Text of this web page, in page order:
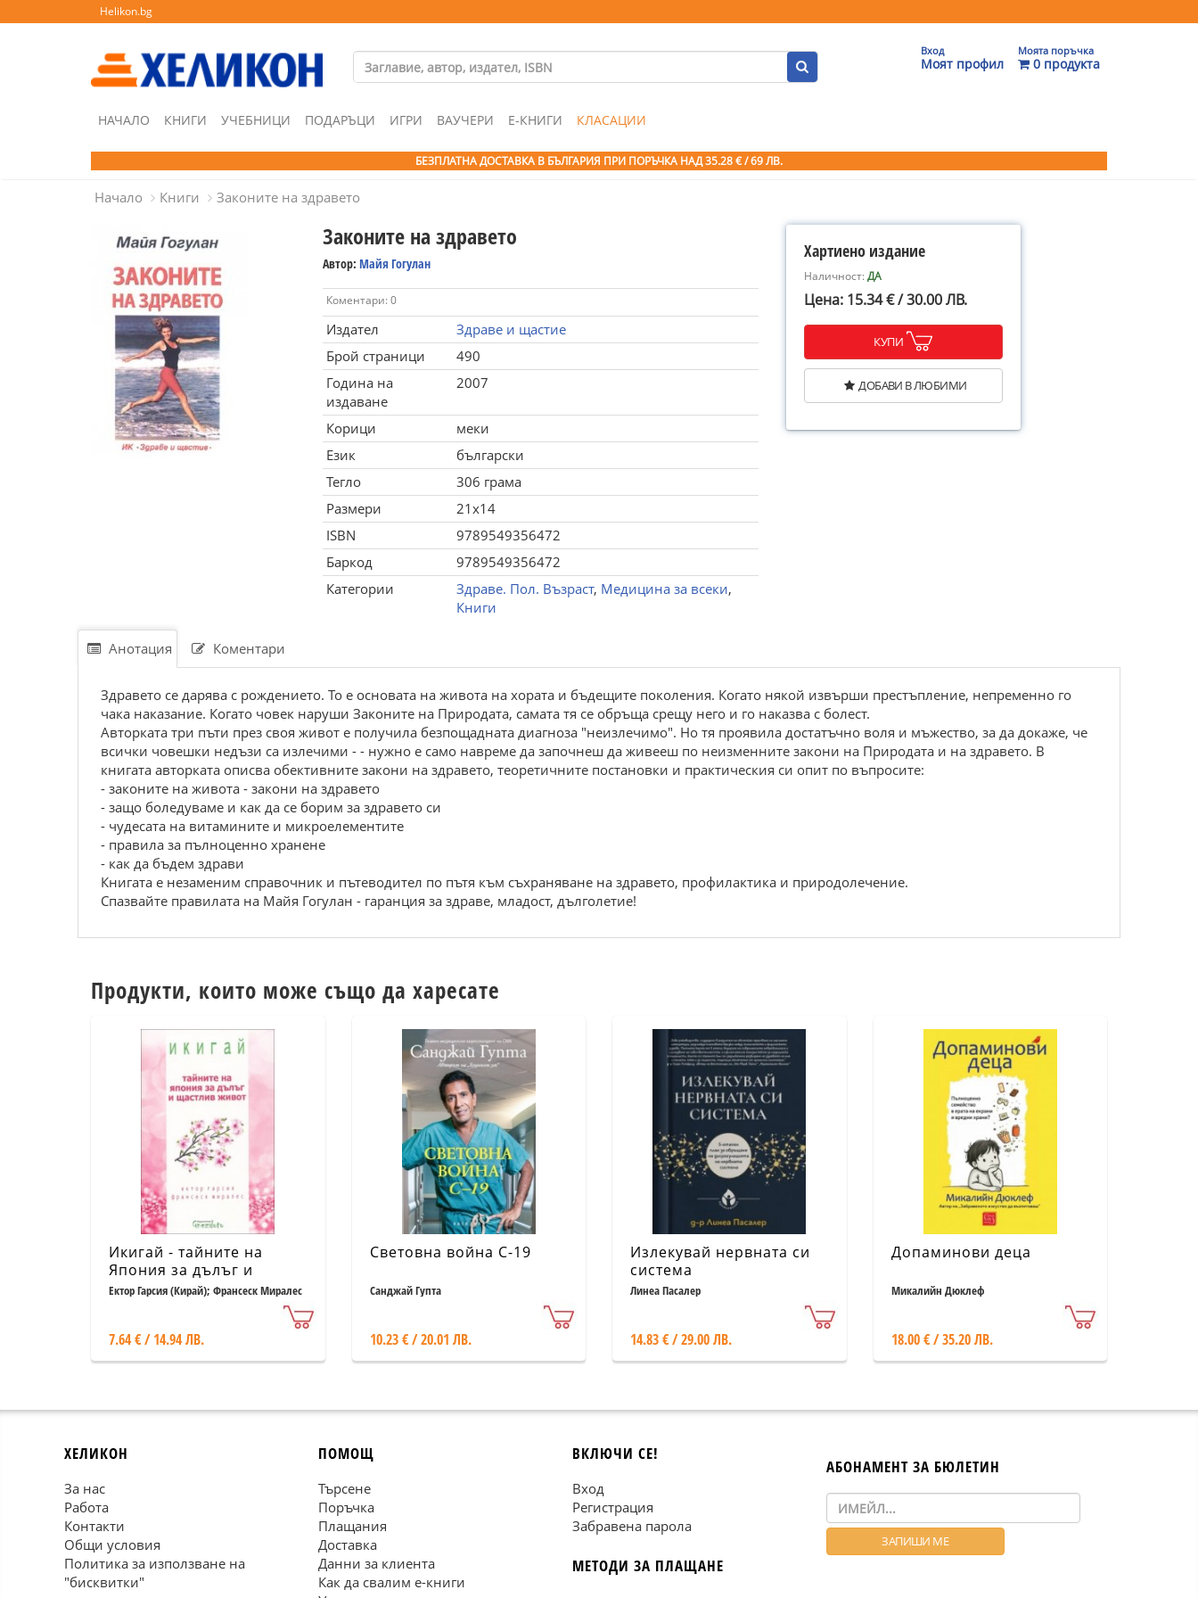
Helikon.bg
Вход
Моят профил
Моята поръчка
0 продукта
НАЧАЛО КНИГИ УЧЕБНИЦИ ПОДАРЪЦИ ИГРИ ВАУЧЕРИ Е-КНИГИ КЛАСАЦИИ
БЕЗПЛАТНА ДОСТАВКА В БЪЛГАРИЯ ПРИ ПОРЪЧКА НАД 35.28 € / 69 ЛВ.
Начало Книги Законите на здравето
Законите на здравето
Автор: Майя Гогулан
Коментари: 0
Издател
Здраве и щастие
Брой страници
490
Година на
издаване
2007
Корици
меки
Език
български
Тегло
306 грама
Размери
21x14
ISBN
9789549356472
Баркод
9789549356472
Категории
Здраве. Пол. Възраст, Медицина за всеки,
Книги
Хартиено издание
Наличност:ДА
Цена: 15.34 € / 30.00 ЛВ.
КУПИ
ДОБАВИ В ЛЮБИМИ
Анотация Коментари
Здравето се дарява с рождението. То е основата на живота на хората и бъдещите поколения. Когато някой извърши престъпление, непременно го
чака наказание. Когато човек наруши Законите на Природата, самата тя се обръща срещу него и го наказва с болест.
Авторката три пъти през своя живот е получила безпощадната диагноза "неизлечимо". Но тя проявила достатъчно воля и мъжество, за да докаже, че
всички човешки недъзи са излечими - - нужно е само навреме да започнеш да живееш по неизменните закони на Природата и на здравето. В
книгата авторката описва обективните закони на здравето, теоретичните постановки и практическия си опит по въпросите:
- законите на живота - закони на здравето
- защо боледуваме и как да се борим за здравето си
- чудесата на витамините и микроелементите
- правила за пълноценно хранене
- как да бъдем здрави
Книгата е незаменим справочник и пътеводител по пътя към съхраняване на здравето, профилактика и природолечение.
Спазвайте правилата на Майя Гогулан - гаранция за здраве, младост, дълголетие!
Продукти, които може също да харесате
Икигай - тайните на
Япония за дълъг и
щастлив живот
Ектор Гарсия (Кирай); Франсеск Миралес
7.64 € / 14.94 ЛВ.
Световна война C-19
Санджай Гупта
10.23 € / 20.01 ЛВ.
Излекувай нервната си
система
Линеа Пасалер
14.83 € / 29.00 ЛВ.
Допаминови деца
Микалийн Дюклеф
18.00 € / 35.20 ЛВ.
ХЕЛИКОН
За нас
Работа
Контакти
Общи условия
Политика за използване на
"бисквитки"
ПОМОЩ
Търсене
Поръчка
Плащания
Доставка
Данни за клиента
Как да свалим е-книги
ВКЛЮЧИ СЕ!
Вход
Регистрация
Забравена парола
МЕТОДИ ЗА ПЛАЩАНЕ
АБОНАМЕНТ ЗА БЮЛЕТИН